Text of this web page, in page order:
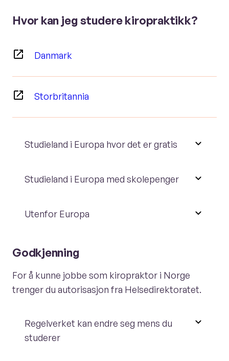
Hvor kan jeg studere kiropraktikk?
Danmark
Storbritannia
Studieland i Europa hvor det er gratis
Studieland i Europa med skolepenger
Utenfor Europa
Godkjenning
For å kunne jobbe som kiropraktor i Norge
trenger du autorisasjon fra Helsedirektoratet.
Regelverket kan endre seg mens du
studerer